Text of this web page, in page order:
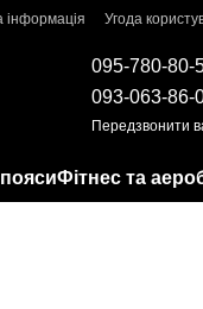
інформація Угода
095-780-80-
093-063-86-
Передзвонити
Фітнес та